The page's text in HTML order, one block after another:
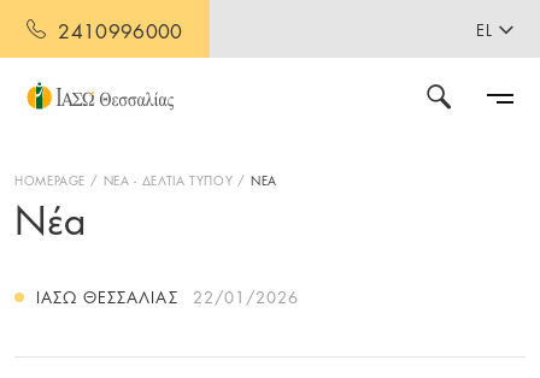
2410996000 EL
HOMEPAGE ΝΕΑ - ΔΕΛΤΙΑ ΤΥΠΟΥ ΝΕΑ
Νέα
ΙΑΣΩ ΘΕΣΣΑΛΊΑΣ 22/01/2026